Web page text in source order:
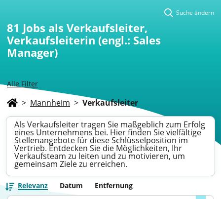
Alle Filter
Suche ändern
81 Jobs als Verkaufsleiter,
Verkaufsleiterin (engl.: Sales
Manager)
> Mannheim > Verkaufsleiter
Als Verkaufsleiter tragen Sie maßgeblich zum Erfolg
eines Unternehmens bei. Hier finden Sie vielfältige
Stellenangebote für diese Schlüsselposition im
Vertrieb. Entdecken Sie die Möglichkeiten, Ihr
Verkaufsteam zu leiten und zu motivieren, um
gemeinsam Ziele zu erreichen.
Relevanz Datum Entfernung